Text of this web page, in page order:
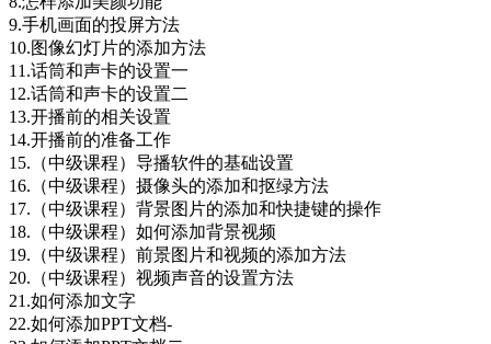
9.手机画面的投屏方法
10.图像幻灯片的添加方法
11.话筒和声卡的设置一
12.话筒和声卡的设置二
13.开播前的相关设置
14.开播前的准备工作
15.（中级课程）导播软件的基础设置
16.（中级课程）摄像头的添加和抠绿方法
17.（中级课程）背景图片的添加和快捷键的操作
18.（中级课程）如何添加背景视频
19.（中级课程）前景图片和视频的添加方法
20.（中级课程）视频声音的设置方法
21.如何添加文字
22.如何添加PPT文档-